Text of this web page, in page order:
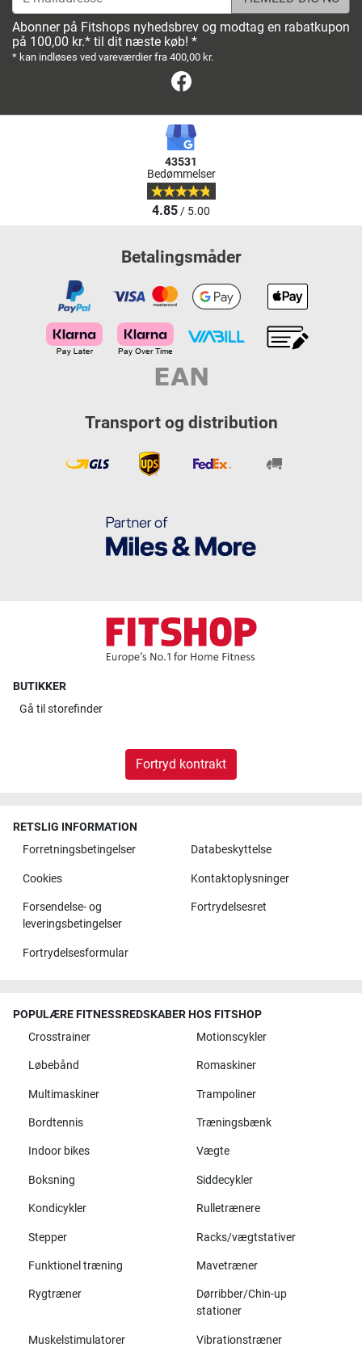
Abonner på Fitshops nyhedsbrev og modtag en rabatkupon
på 100,00 kr.* til dit næste køb! *
* kan indløses ved vareværdier fra 400,00 kr.
43531
Bedømmelser
4.85/ 5.00
Betalingsmåder
Transport og distribution
BUTIKKER
Gå til storefinder
Fortryd kontrakt
RETSLIG INFORMATION
Forretningsbetingelser
Databeskyttelse
Cookies Kontaktoplysninger
Forsendelse- og
leveringsbetingelser
Fortrydelsesret
Fortrydelsesformular
POPULÆRE FITNESSREDSKABER HOS FITSHOP
Crosstrainer
Motionscykler
Løbebånd Romaskiner
Multimaskiner Trampoliner
Bordtennis Træningsbænk
Indoor bikes Vægte
Boksning Siddecykler
Kondicykler Rulletrænere
Stepper Racks/vægtstativer
Funktionel træning Mavetræner
Rygtræner
Dørribber/Chin-up
stationer
Muskelstimulatorer Vibrationstræner